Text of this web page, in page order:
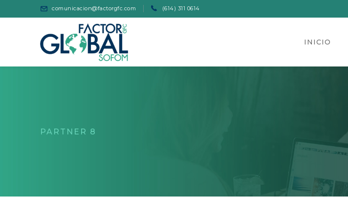
comunicacion@factorgfc.com (614) 311 0614
INICIO
PARTNER 8